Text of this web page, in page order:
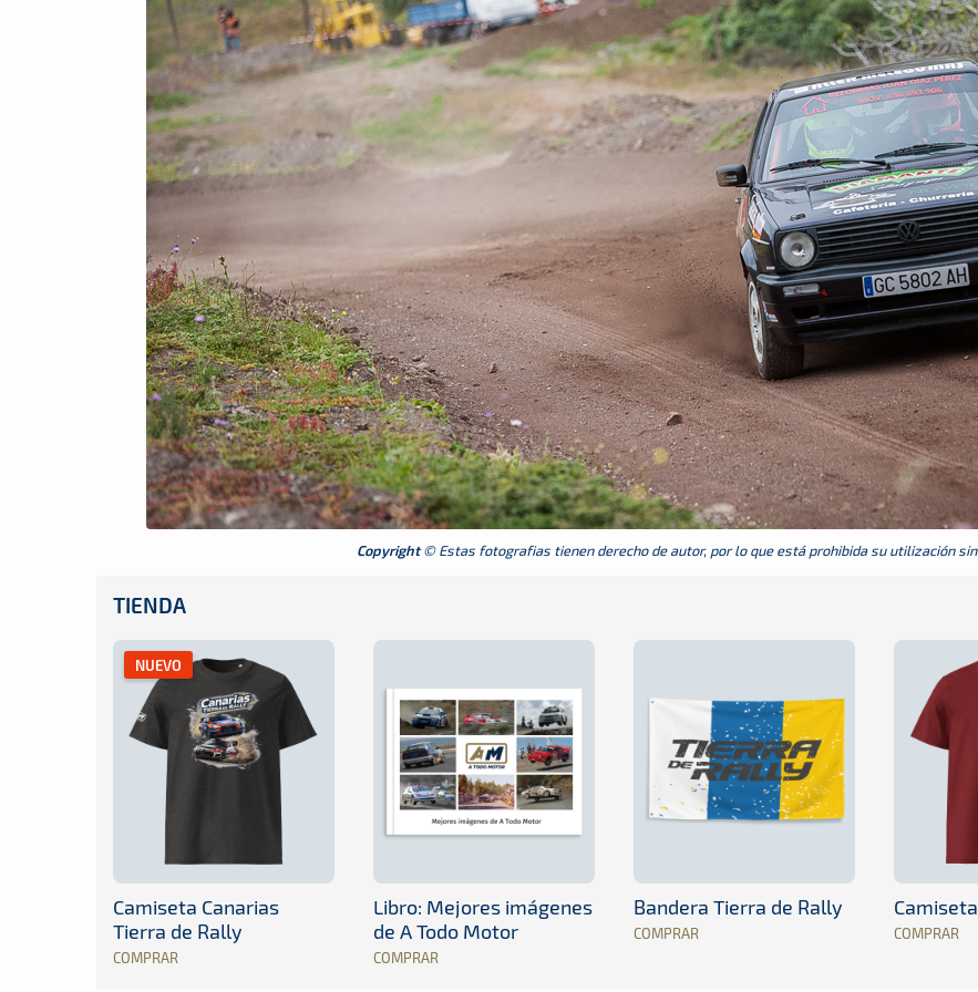
Copyright© Estas fotografias tienen derecho de autor, por lo que está prohibida su utilización
TIENDA
NUEVO
Camiseta Canarias
Tierra de Rally
COMPRAR
Libro: Mejores imágenes
de A Todo Motor
COMPRAR
Bandera Tierra de Rally
COMPRAR COMPRAR